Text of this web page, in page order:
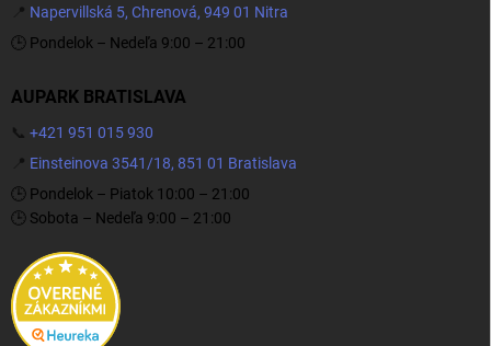
📍 Napervillská 5, Chrenová, 949 01 Nitra
🕒 Pondelok – Nedeľa 9:00 – 21:00
AUPARK BRATISLAVA
📞 +421 951 015 930
📍 Einsteinova 3541/18, 851 01 Bratislava
🕒 Pondelok – Piatok 10:00 – 21:00
🕒 Sobota – Nedeľa 9:00 – 21:00